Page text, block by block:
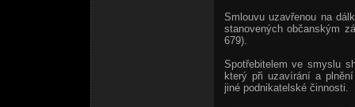
Smlouvu uzavřenou na
stanovených občanským
679).
Spotřebitelem ve smyslu
který při uzavírání a
jiné podnikatelské činnosti.